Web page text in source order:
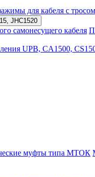
для кабеля с
JHC1520
самонесущего кабеля
UPB, CA1500,
муфты типа МТОК